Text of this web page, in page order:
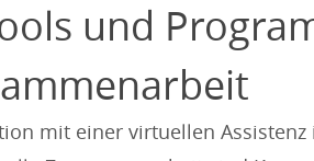
und
mit einer virtuellen